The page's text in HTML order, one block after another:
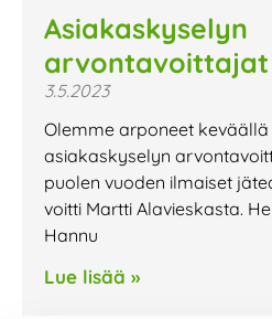
Asiakaskyselyn
arvontavoittajat
3.5.2023
Olemme arponeet
asiakaskyselyn
puolen vuoden ilmaiset
voitti Martti Alavieskasta.
Hannu
Lue lisää »